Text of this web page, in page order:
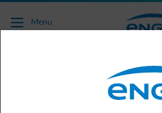
Accéder au contenu principal
Menu